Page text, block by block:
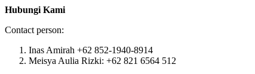
Hubungi Kami
Contact person:
Inas Amirah +62 852-1940-8914
Meisya Aulia Rizki: +62 821 6564 512